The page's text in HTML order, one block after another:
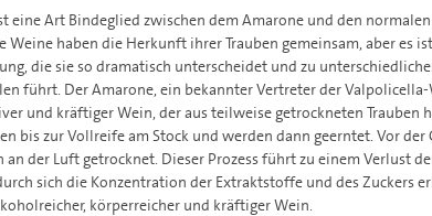
eine Art Bindeglied zwischen dem Amarone und den
Weine haben die Herkunft ihrer Trauben gemeinsam, aber es
die sie so dramatisch unterscheidet und zu
führt. Der Amarone, ein bekannter Vertreter der
und kräftiger Wein, der aus teilweise getrockneten Trauben
bis zur Vollreife am Stock und werden dann geerntet. Vor der
an der Luft getrocknet. Dieser Prozess führt zu einem Verlust
sich die Konzentration der Extraktstoffe und des Zuckers
körperreicher und kräftiger Wein.